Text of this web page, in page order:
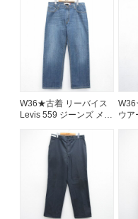
古着コラム
メディア・イベント情
Youtube 古着屋Rush
スタッフコーディネー
ご利用案内
お客様の声
レビュー1万件突
ム 26aug07
W36★古着 リーバイス
Levis 559 ジーンズ メン
26aug07
ウア